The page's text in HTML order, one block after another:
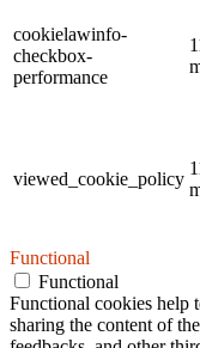
cookielawinfo-
checkbox-
performance
viewed_cookie_policy
Functional
Functional
Functional cookies help
sharing the content of